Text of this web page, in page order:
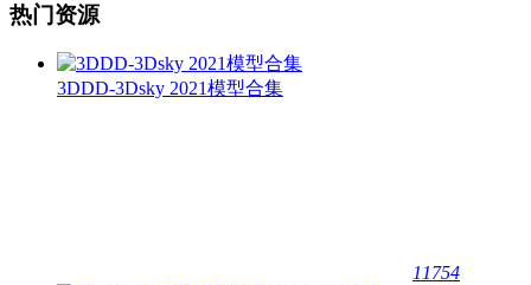
热门资源
3DDD-3Dsky 2021模型合集
11754